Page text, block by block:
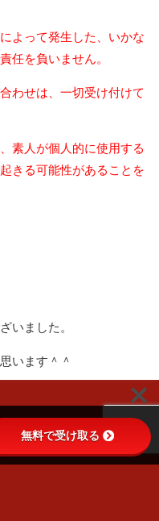
よって発生した、いかな
任を負いません。
わせは、一切受け付けて
素人が個人的に使用する
きる可能性があることを
いました。
います＾＾
無料で受け取る